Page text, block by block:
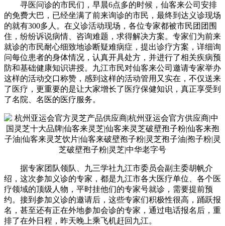
寻医问诊的市民们，早晨6点多的时候，仙客来公司安排
的免费大巴，已经坐满了前来询诊的市民，最终到达义诊现场
的就有300多人。在义诊活动现场，各位专家都被市民团团围
住，纷纷诉说病情、咨询难题，求得解决方案。专家们为前来
就诊的市民耐心细致地诊断疑难病症，提出诊疗方案，详细询
问每位患者的身体情况，认真开具处方，并进行了相关疾病预
防和基础健康知识讲授。九江市民对仙客来公司邀请专家举办
这样的活动交口称赞，感到这样的活动管用又实在，不仅送来
了医疗，更重要的是让大家增长了医疗保健知识，真正享受到
了名院、名医的医疗服务。
据专家团队领队、九三学社九江市委员会副主委胡帆介
绍，这次参加义诊的专家，都是九江市各大医疗单位、各个医
疗领域的顶级人物，平时挂他们的专家号就诊，需要提前预
约。接到参加义诊的邀请后，这些专家们积极性很高，踊跃报
名，甚至还有正在外地参加会诊的专家，通过电话报名后，重
排了在外日程，昨天晚上乘飞机赶回九江。